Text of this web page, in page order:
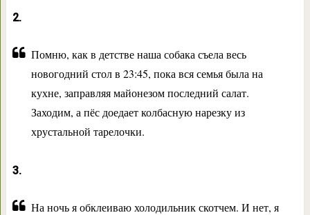
2.
Помню, как в детстве наша собака съела весь
новогодний стол в 23:45, пока вся семья была на
кухне, заправляя майонезом последний салат.
Заходим, а пёс доедает колбасную нарезку из
хрустальной тарелочки.
3.
На ночь я обклеиваю холодильник скотчем. И нет, я